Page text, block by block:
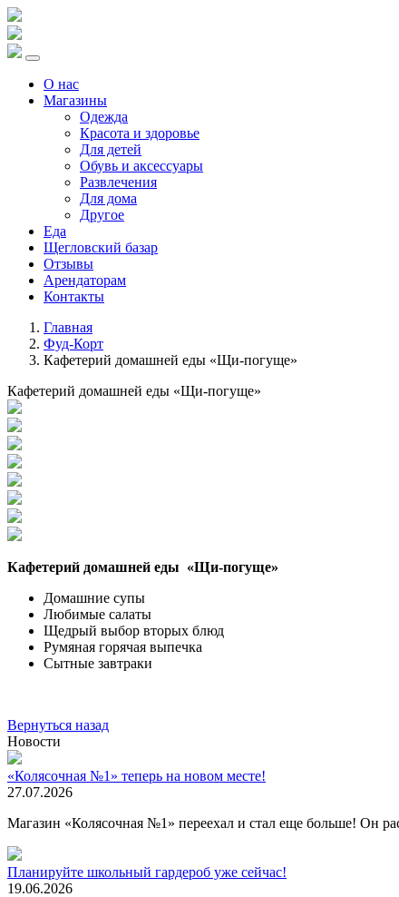
О нас
Магазины
Одежда
Красота и здоровье
Для детей
Обувь и аксессуары
Развлечения
Для дома
Другое
Еда
Щегловский базар
Отзывы
Арендаторам
Контакты
Главная
Фуд-Корт
Кафетерий домашней еды «Щи-погуще»
Кафетерий домашней еды «Щи-погуще»
Кафетерий домашней еды «Щи-погуще»
Домашние супы
Любимые салаты
Щедрый выбор вторых блюд
Румяная горячая выпечка
Сытные завтраки
Вернуться назад
Новости
«Колясочная №1» теперь на новом месте!
27.07.2026
Магазин «Колясочная №1» переехал и стал еще больше! Он
Планируйте школьный гардероб уже сейчас!
19.06.2026